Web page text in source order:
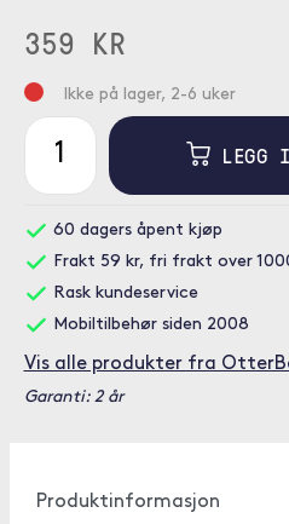
359 KR
Ikke på lager, 2-6 uker
LEGG I
60 dagers åpent kjøp
Frakt 59 kr, fri frakt over
Rask kundeservice
Mobiltilbehør siden 2008
Vis alle produkter fra
Garanti: 2 år
Produktinformasjon